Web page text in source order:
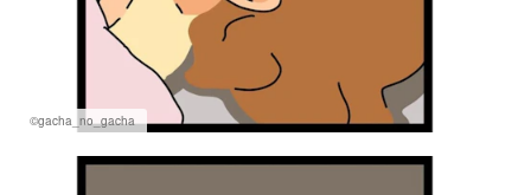
©gacha_no_gacha